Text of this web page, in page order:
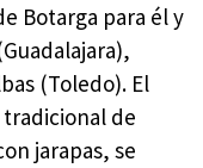
Botarga para él y
(Toledo). El
de
jarapas, se